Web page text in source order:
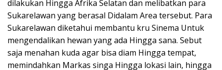
dilakukan Hingga Afrika Selatan dan melibatkan para
Sukarelawan yang berasal Didalam Area tersebut. Para
Sukarelawan diketahui membantu kru Sinema Untuk
mengendalikan hewan yang ada Hingga sana. Sebut
saja menahan kuda agar bisa diam Hingga tempat,
memindahkan Markas singa Hingga lokasi lain, hingga